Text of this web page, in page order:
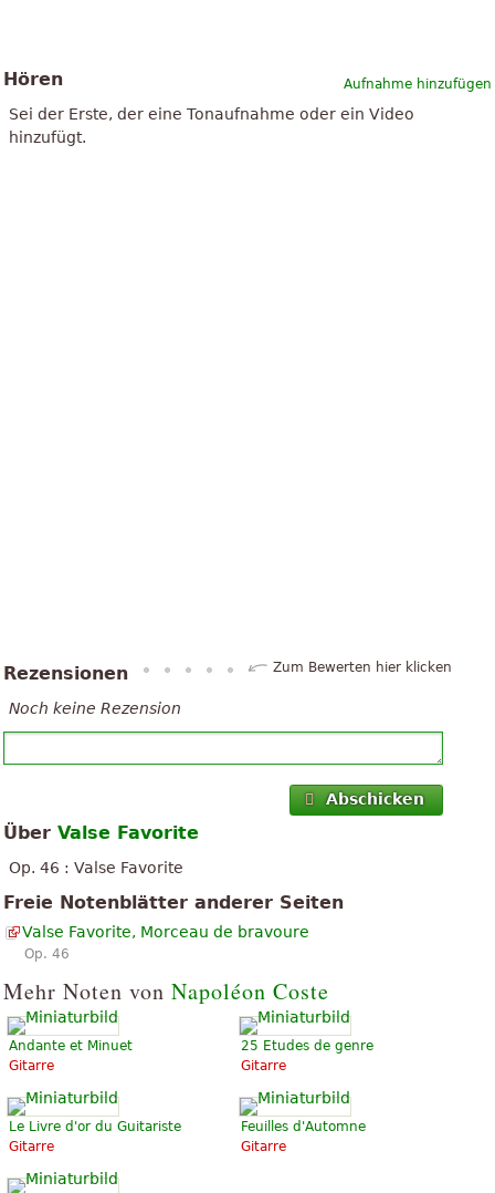
Aufnahme hinzufügen
Hören
Sei der Erste, der eine Tonaufnahme oder ein Video
hinzufügt.
Rezensionen Zum Bewerten hier klicken
Noch keine Rezension
Abschicken
Über Valse Favorite
Op. 46 : Valse Favorite
Freie Notenblätter anderer Seiten
Valse Favorite, Morceau de bravoure
Op. 46
Mehr Noten von Napoléon Coste
Andante et Minuet
Gitarre
25 Etudes de genre
Gitarre
Le Livre d'or du Guitariste
Gitarre
Feuilles d'Automne
Gitarre